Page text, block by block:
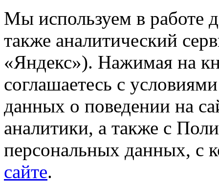
Мы используем в работе
также аналитический
«Яндекс»). Нажимая на
соглашаетесь с
данных о поведении на
аналитики, а также с
персональных данных, с
сайте.